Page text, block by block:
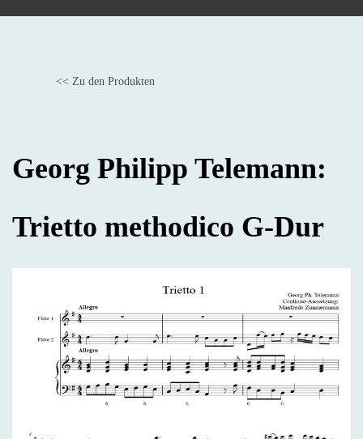
<< Zu den Produkten
Georg Philipp Telemann:
Trietto methodico G-Dur